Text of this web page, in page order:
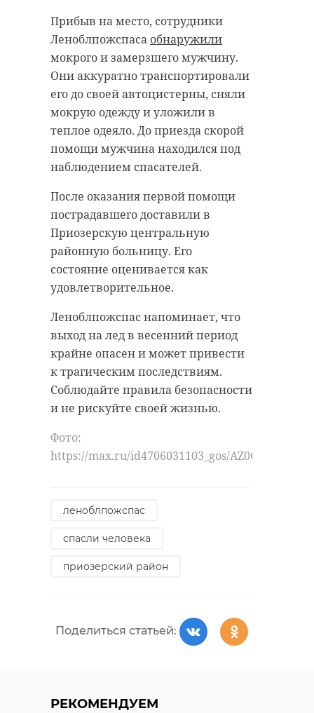
Прибыв на место, сотрудники
Леноблпожспаса обнаружили
мокрого и замерзшего мужчину.
Они аккуратно транспортировали
его до своей автоцистерны, сняли
мокрую одежду и уложили в
теплое одеяло. До приезда скорой
помощи мужчина находился под
наблюдением спасателей.
После оказания первой помощи
пострадавшего доставили в
Приозерскую центральную
районную больницу. Его
состояние оценивается как
удовлетворительное.
Леноблпожспас напоминает, что
выход на лед в весенний период
крайне опасен и может привести
к трагическим последствиям.
Соблюдайте правила безопасности
и не рискуйте своей жизнью.
Фото:
https://max.ru/id4706031103_gos/AZ0Q0dbjdU0
леноблпожспас
спасли человека
приозерский район
Поделиться статьей:
РЕКОМЕНДУЕМ